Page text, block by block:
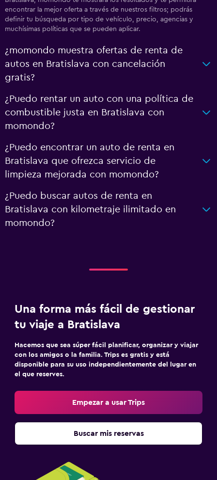
encontrar la mejor oferta a través de nuestros filtros; podrás
definir tu búsqueda por tipo de vehículo, precio, agencias y
muchísimas políticas que se pueden aplicar.
¿momondo muestra ofertas de renta de
autos en Bratislava con cancelación
gratis?
¿Puedo rentar un auto con una política de
combustible justa en Bratislava con
momondo?
¿Puedo encontrar un auto de renta en
Bratislava que ofrezca servicio de
limpieza mejorada con momondo?
¿Puedo buscar autos de renta en
Bratislava con kilometraje ilimitado en
momondo?
Una forma más fácil de gestionar
tu viaje a Bratislava
Hacemos que sea súper fácil planificar, organizar y viajar
con los amigos o la familia. Trips es gratis y está
disponible para su uso independientemente del lugar en
el que reserves.
Empezar a usar Trips
Buscar mis reservas